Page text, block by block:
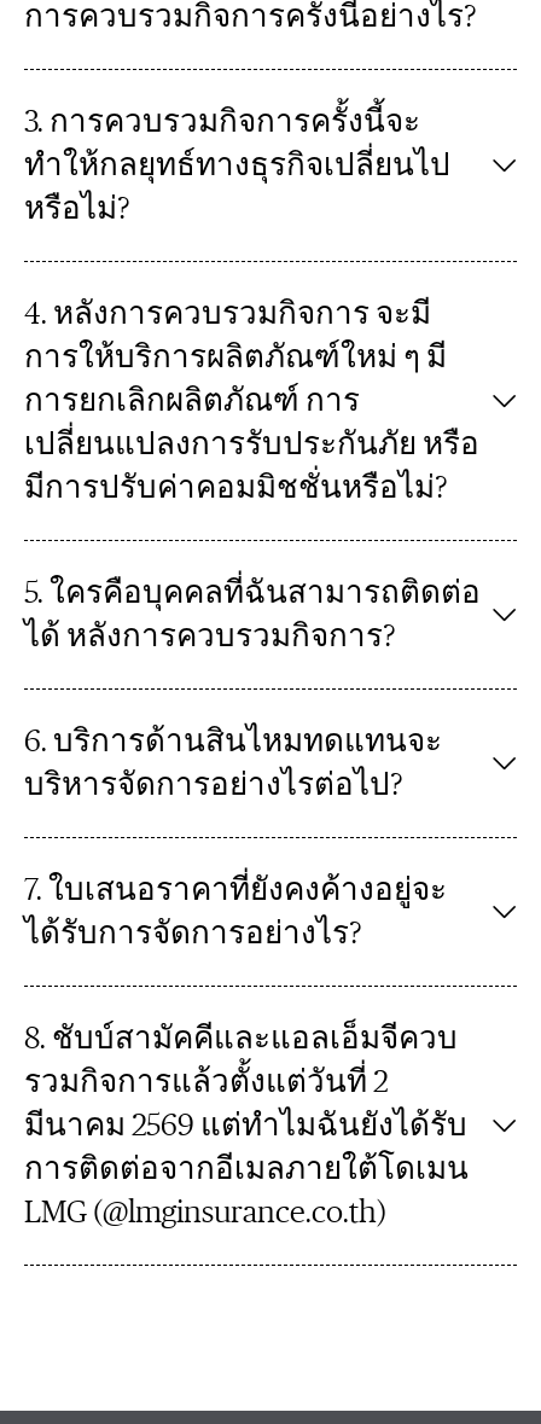
การควบรวมกิจการครั้งนี้อย่างไร?
3. การควบรวมกิจการครั้งนี้จะ
ทำให้กลยุทธ์ทางธุรกิจเปลี่ยนไป
หรือไม่?
4. หลังการควบรวมกิจการ จะมี
การให้บริการผลิตภัณฑ์ใหม่ ๆ มี
การยกเลิกผลิตภัณฑ์ การ
เปลี่ยนแปลงการรับประกันภัย หรือ
มีการปรับค่าคอมมิชชั่นหรือไม่?
5. ใครคือบุคคลที่ฉันสามารถติดต่อ
ได้ หลังการควบรวมกิจการ?
6. บริการด้านสินไหมทดแทนจะ
บริหารจัดการอย่างไรต่อไป?
7. ใบเสนอราคาที่ยังคงค้างอยู่จะ
ได้รับการจัดการอย่างไร?
8. ชับบ์สามัคคีและแอลเอ็มจีควบ
รวมกิจการแล้วตั้งแต่วันที่ 2
มีนาคม 2569 แต่ทำไมฉันยังได้รับ
การติดต่อจากอีเมลภายใต้โดเมน
LMG (@lmginsurance.co.th)